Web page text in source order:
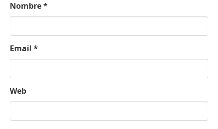
Nombre*
Email *
Web